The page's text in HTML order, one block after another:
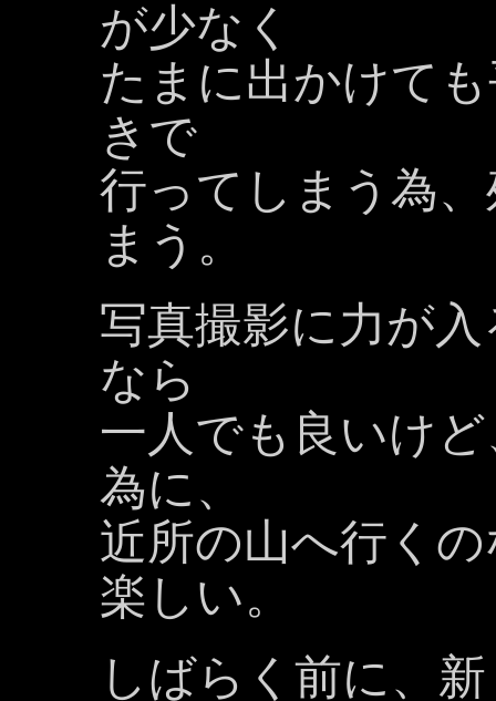
が少なく
たまに出かけて
きで
行ってしまう為
まう。
写真撮影に力が
なら
一人でも良いけ
為に、
近所の山へ行く
楽しい。
しばらく前に、